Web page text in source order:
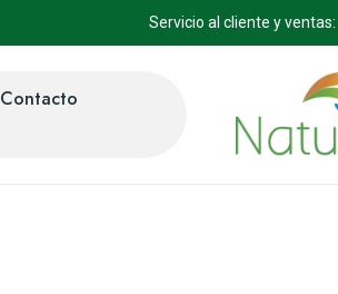
Servicio al cliente y
Contacto